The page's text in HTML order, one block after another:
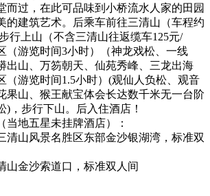
而过，在此可品味到小桥流水人家的田园
的建筑艺术。后乘车前往三清山（车程约
行上山（不含三清山往返缆车125元/
（游览时间3小时）（神龙戏松、一线
出山、万笏朝天、仙苑秀峰、三龙出海
（游览时间1.5小时）(观仙人负松、观音
果山、猴王献宝体会长达数千米无一台阶
)，步行下山。后入住酒店！
当地五星未挂牌酒店）：
清山风景名胜区东部金沙银湖湾，标准双
山金沙索道口，标准双人间